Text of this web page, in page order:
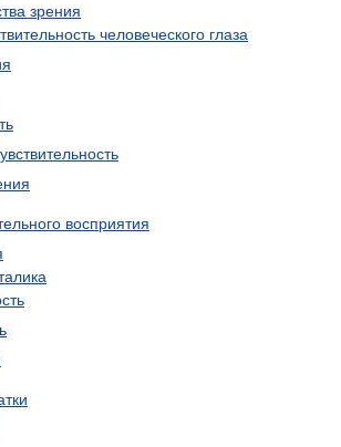
зрения
человеческого глаза
восприятия